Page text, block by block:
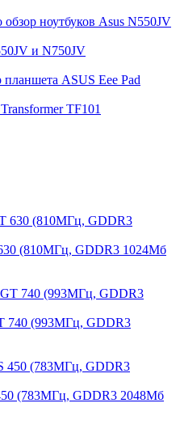
и N750JV
TF101
(810МГц, GDDR3 1024Мб
740 (993МГц, GDDR3
(783МГц, GDDR3 2048Мб